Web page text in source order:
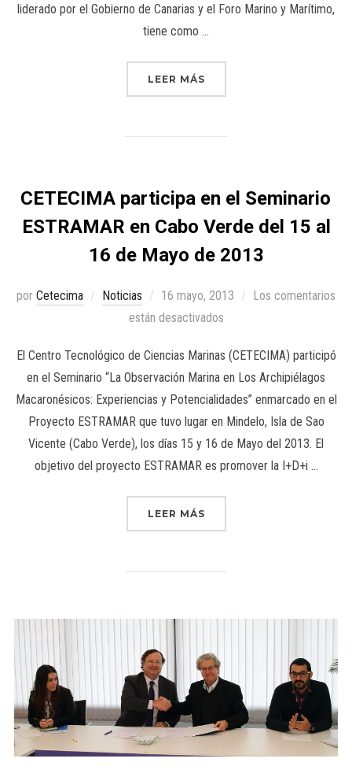
liderado por el Gobierno de Canarias y el Foro Marino y Marítimo,
tiene como …
LEER MÁS
CETECIMA participa en el Seminario
ESTRAMAR en Cabo Verde del 15 al
16 de Mayo de 2013
por Cetecima Noticias 16 mayo, 2013
Los comentarios
están desactivados
El Centro Tecnológico de Ciencias Marinas (CETECIMA) participó
en el Seminario “La Observación Marina en Los Archipiélagos
Macaronésicos: Experiencias y Potencialidades” enmarcado en el
Proyecto ESTRAMAR que tuvo lugar en Mindelo, Isla de Sao
Vicente (Cabo Verde), los días 15 y 16 de Mayo del 2013. El
objetivo del proyecto ESTRAMAR es promover la I+D+i …
LEER MÁS